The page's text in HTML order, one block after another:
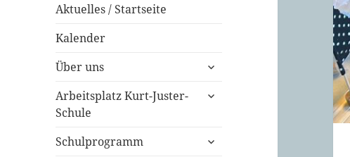
Aktuelles / Startseite
Kalender
Über uns
untermenü
Arbeitsplatz Kurt-Juster-
Schule
untermenü
Schulprogramm
untermenü